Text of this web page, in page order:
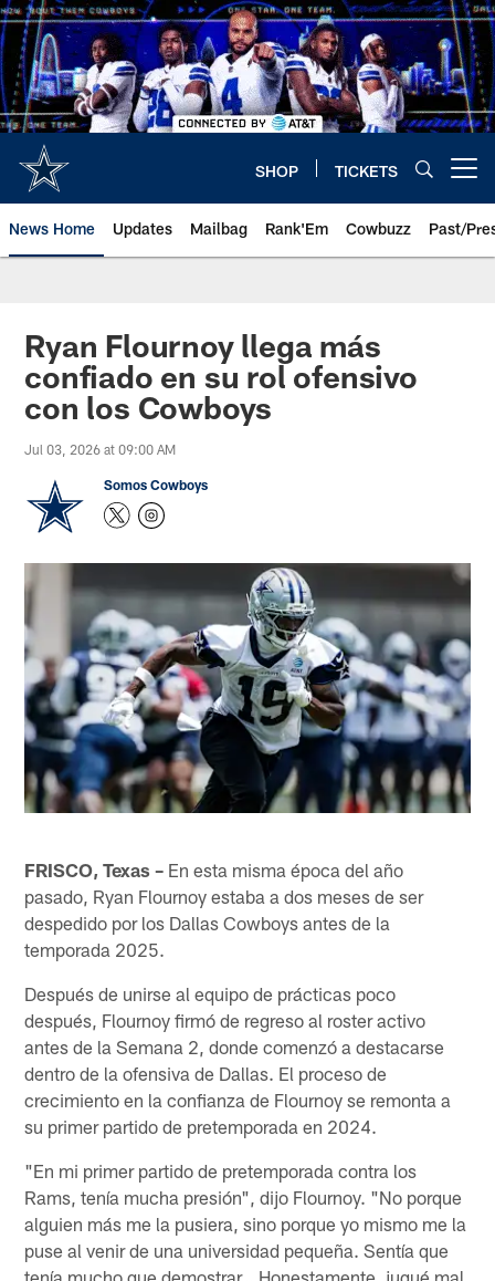
Skip
to
main
content
SHOP TICKETS
News Home Updates Mailbag Rank'Em Cowbuzz Past/
Ryan Flournoy llega más
confiado en su rol ofensivo
con los Cowboys
Jul 03, 2026 at 09:00 AM
Somos Cowboys
FRISCO, Texas – En esta misma época del año
pasado, Ryan Flournoy estaba a dos meses de ser
despedido por los Dallas Cowboys antes de la
temporada 2025.
Después de unirse al equipo de prácticas poco
después, Flournoy firmó de regreso al roster activo
antes de la Semana 2, donde comenzó a destacarse
dentro de la ofensiva de Dallas. El proceso de
crecimiento en la confianza de Flournoy se remonta a
su primer partido de pretemporada en 2024.
"En mi primer partido de pretemporada contra los
Rams, tenía mucha presión", dijo Flournoy. "No porque
alguien más me la pusiera, sino porque yo mismo me la
puse al venir de una universidad pequeña. Sentía que
tenía mucho que demostrar… Honestamente, jugué mal